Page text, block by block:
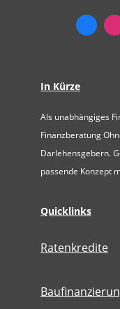
In Kürze
Als unabhängiges
Finanzberatung
Darlehensgebern.
passende Konzept
Quicklinks
Ratenkredite